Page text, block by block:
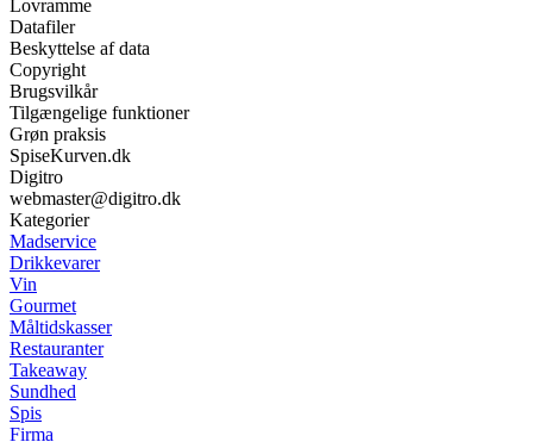
Lovramme
Datafiler
Beskyttelse af data
Copyright
Brugsvilkår
Tilgængelige funktioner
Grøn praksis
SpiseKurven.dk
Digitro
webmaster@digitro.dk
Kategorier
Madservice
Drikkevarer
Vin
Gourmet
Måltidskasser
Restauranter
Takeaway
Sundhed
Spis
Firma